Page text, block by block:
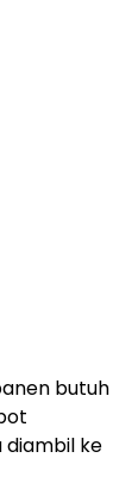
butuh
diambil ke